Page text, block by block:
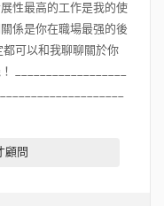
性最高的工作是我的使
係是你在職場最强的後
可以和我聊聊關於你
__________________
顧問